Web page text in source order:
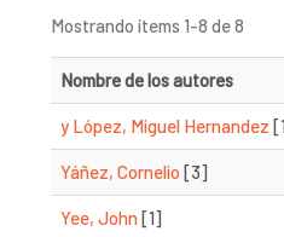
Mostrando ítems 1-8 de 8
Nombre de los autores
y López, Miguel Hernandez
Yáñez, Cornelio [3]
Yee, John[1]